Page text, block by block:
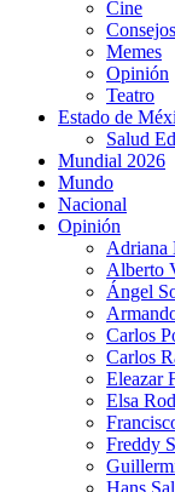
Cine
Consejos
Memes
Opinión
Teatro
Estado de
Salud
Mundial 2026
Mundo
Nacional
Opinión
Adriana
Alberto
Ángel
Carlos
Carlos
Eleazar
Elsa
Freddy
Hans